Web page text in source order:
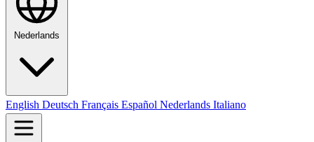
Nederlands
English Deutsch Français Español Nederlands Italiano